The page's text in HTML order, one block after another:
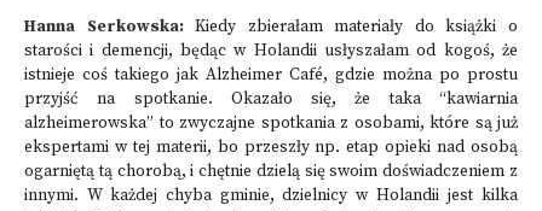
Hanna Serkowska:Kiedy zbierałam materiały do książki o
starości i demencji, będąc w Holandii usłyszałam od kogoś, że
istnieje coś takiego jak Alzheimer Café, gdzie można po prostu
przyjść na spotkanie. Okazało się, że taka “kawiarnia
alzheimerowska” to zwyczajne spotkania z osobami, które są już
ekspertami w tej materii, bo przeszły np. etap opieki nad osobą
ogarniętą tą chorobą, i chętnie dzielą się swoim doświadczeniem z
innymi. W każdej chyba gminie, dzielnicy w Holandii jest kilka